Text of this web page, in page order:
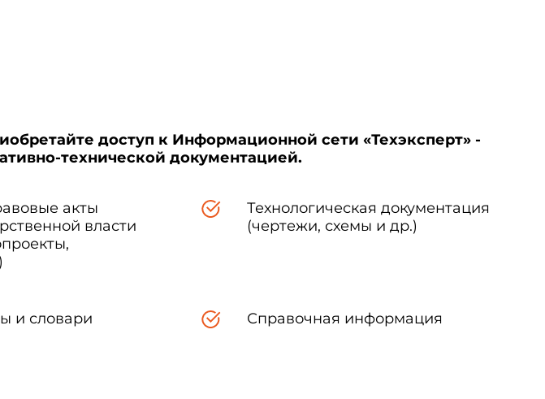
доступ к Информационной сети «Техэксперт» -
технической документацией.
акты
власти
Технологическая документация
(чертежи, схемы и др.)
и словари Справочная информация